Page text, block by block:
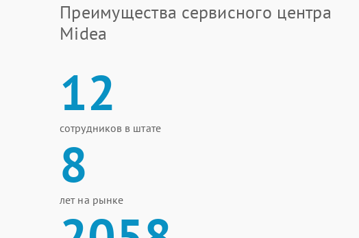
Преимущества сервисного центра
Midea
12
сотрудников в штате
8
лет на рынке